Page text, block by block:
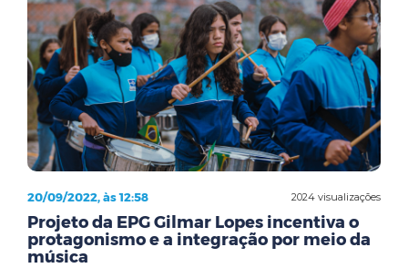
2024 visualizações
20/09/2022, às 12:58
Projeto da EPG Gilmar Lopes incentiva o
protagonismo e a integração por meio da
música